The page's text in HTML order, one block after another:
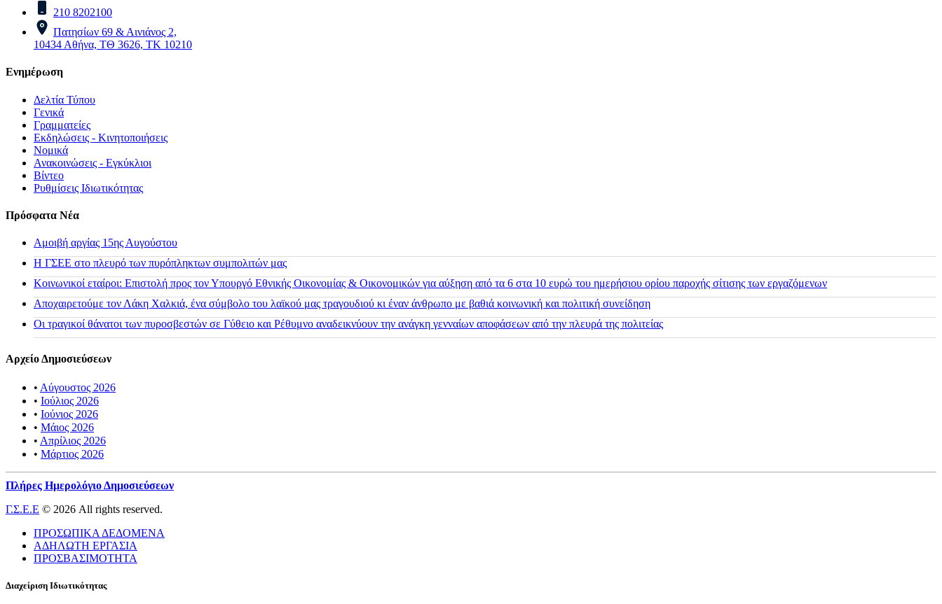
210 8202100
Πατησίων 69 & Αινιάνος 2,
10434 Αθήνα, ΤΘ 3626, ΤΚ 10210
Ενημέρωση
Δελτία Τύπου
Γενικά
Γραμματείες
Εκδηλώσεις - Κινητοποιήσεις
Νομικά
Ανακοινώσεις - Εγκύκλιοι
Βίντεο
Ρυθμίσεις Ιδιωτικότητας
Πρόσφατα Νέα
Αμοιβή αργίας 15ης Αυγούστου
H ΓΣΕΕ στο πλευρό των πυρόπληκτων συμπολιτών μας
Κοινωνικοί εταίροι: Επιστολή προς τον Υπουργό Εθνικής Οικονομίας & Οικονομικών για αύξηση από τα 6 στα 10 ευρώ του ημερήσιου ορίου παροχής σίτισης των εργαζόμενων
Αποχαιρετούμε τον Λάκη Χαλκιά, ένα σύμβολο του λαϊκού μας τραγουδιού κι έναν άνθρωπο με βαθιά κοινωνική και πολιτική συνείδηση
Οι τραγικοί θάνατοι των πυροσβεστών σε Γύθειο και Ρέθυμνο αναδεικνύουν την ανάγκη γενναίων αποφάσεων από την πλευρά της πολιτείας
Αρχείο Δημοσιεύσεων
• Αύγουστος 2026
• Ιούλιος 2026
• Ιούνιος 2026
• Μάιος 2026
• Απρίλιος 2026
• Μάρτιος 2026
Πλήρες Ημερολόγιο Δημοσιεύσεων
Γ.Σ.Ε.Ε © 2026 All rights reserved.
ΠΡΟΣΩΠΙΚΑ ΔΕΔΟΜΕΝΑ
ΑΔΗΛΩΤΗ ΕΡΓΑΣΙΑ
ΠΡΟΣΒΑΣΙΜΟΤΗΤΑ
Διαχείριση Ιδιωτικότητας